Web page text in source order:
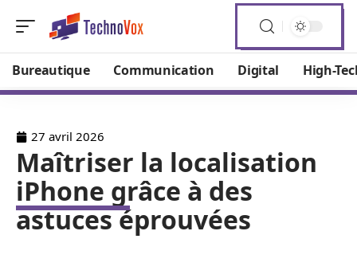
Bureautique Communication Digital High-
27 avril 2026
Maîtriser la localisation
iPhone grâce à des
astuces éprouvées